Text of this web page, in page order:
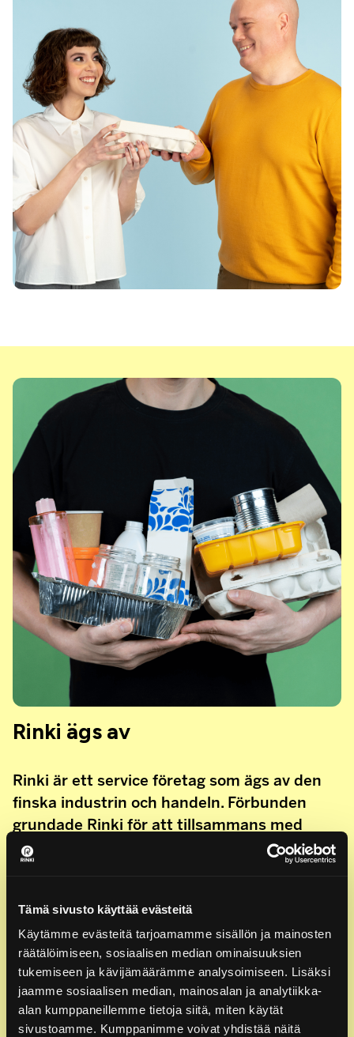
Tämä sivusto käyttää evästeitä
Käytämme evästeitä tarjoamamme sisällön ja mainosten
räätälöimiseen, sosiaalisen median ominaisuuksien
tukemiseen ja kävijämäärämme analysoimiseen. Lisäksi
jaamme sosiaalisen median, mainosalan ja analytiikka-
alan kumppaneillemme tietoja siitä, miten käytät
sivustoamme. Kumppanimme voivat yhdistää näitä
Rinki ägs av
Rinki är ett service företag som ägs av den
finska industrin och handeln. Förbunden
grundade Rinki för att tillsammans med
producentsammanslutningarna ta hand om
Finlands Livsmedelsindustriförbund rf
Förbundet för Finsk Handel
Kemiindustrin rf
Lasikeraaminen teollisuus LT ry
Skogsindustrin rf
Plastindustrin rf